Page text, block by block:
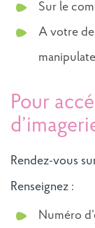
Sur le
A votre
Pour
Rendez-vous
Renseignez :
Numéro